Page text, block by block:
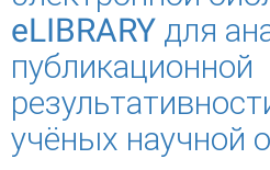
eLIBRARY для
публикационной
учёных научной